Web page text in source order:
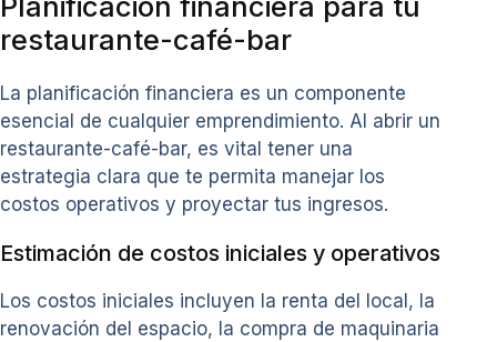
restaurante-café-bar
La planificación financiera es un componente
esencial de cualquier emprendimiento. Al abrir un
restaurante-café-bar, es vital tener una
estrategia clara que te permita manejar los
costos operativos y proyectar tus ingresos.
Estimación de costos iniciales y operativos
Los costos iniciales incluyen la renta del local, la
renovación del espacio, la compra de maquinaria